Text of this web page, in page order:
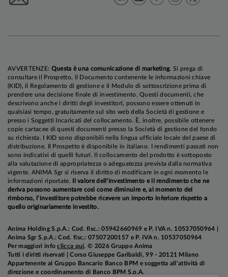
AVVERTENZE: Questa è una comunicazione di marketing. Si prega di
consultare il Prospetto, il Documento contenente le informazioni chiave
(KID), il Regolamento di gestione e il Modulo di sottoscrizione prima di
prendere una decisione finale di investimento. Questi documenti, che
descrivono anche i diritti degli investitori, possono essere ottenuti in
qualsiasi tempo, gratuitamente sul sito web della Società di gestione e
presso i Soggetti Incaricati del collocamento. È, inoltre, possibile ottenere
copie cartacee di questi documenti presso la Società di gestione del fondo
su richiesta. I KID sono disponibili nella lingua ufficiale locale del paese di
distribuzione. Il Prospetto è disponibile in italiano. I rendimenti passati non
sono indicativi di quelli futuri. Il collocamento del prodotto è sottoposto
alla valutazione di appropriatezza o adeguatezza prevista dalla normativa
vigente. ANIMA Sgr si riserva il diritto di modificare in ogni momento le
informazioni riportate.
Il valore dell’investimento e il rendimento che ne
deriva possono aumentare così come diminuire e, al momento del
rimborso, l’investitore potrebbe ricevere un importo inferiore rispetto a
quello originariamente investito.
Anima Holding S.p.A.: Cod. fisc.: 05942660969 e P. IVA n. 10537050964 |
Anima Sgr S.p.A.: Cod. fisc.: 07507200157 e P. IVA n. 10537050964
Per maggiori infoclicca qui. © 2026 Gruppo Anima
Tutti i diritti riservati | Corso Giuseppe Garibaldi, 99 - 20121 Milano
Appartenente al Gruppo Bancario Banco BPM e soggetta all'attività di
direzione e coordinamento di Banco BPM S.p.A.